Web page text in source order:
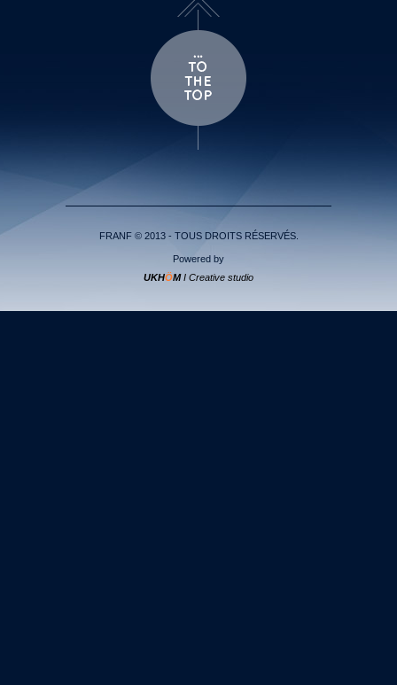
FRANF © 2013 - TOUS DROITS RÉSERVÉS.
Powered by
UKHÖMI Creative studio